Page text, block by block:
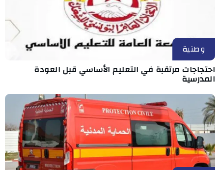
وطنية
احتجاجات مرتقبة في التعليم الأساسي قبل العودة
المدرسية